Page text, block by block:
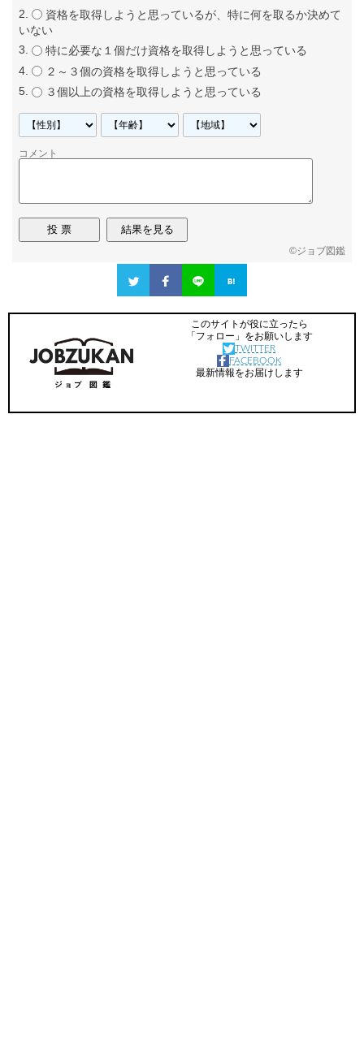
資格を取得しようと思っているが、特に何を取るか決めて
いない
特に必要な１個だけ資格を取得しようと思っている
２～３個の資格を取得しようと思っている
３個以上の資格を取得しようと思っている
コメント
©ジョブ図鑑
このサイトが役に立ったら
「フォロー」をお願いします
TWITTER
FACEBOOK
最新情報をお届けします